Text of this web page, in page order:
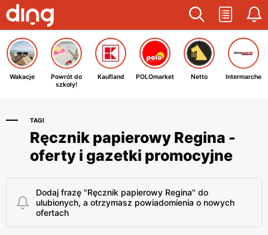
Wakacje
Powrót do
szkoły!
Kaufland POLOmarket Netto Intermarche
TAGI
Ręcznik papierowy Regina -
oferty i gazetki promocyjne
Dodaj frazę "Ręcznik papierowy Regina" do
ulubionych, a otrzymasz powiadomienia o nowych
ofertach